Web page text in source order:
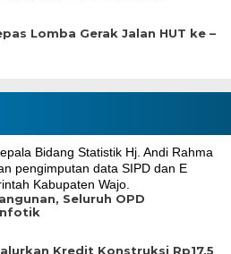
Lomba Gerak Jalan HUT ke –
Seluruh OPD
Kredit Konstruksi Rp17,5